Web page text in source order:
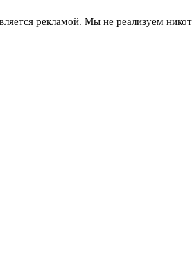
рекламой. Мы не реализуем